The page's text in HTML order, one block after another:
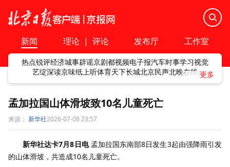
新闻 理论 | 评论 发布厅 工作室
热点锐评经济城事辟谣京剧都视频电子报汽车时事学习视觉
艺绽深读京味纸上听体育天下长城北京民声北晚在线
孟加拉国山体滑坡致10名儿童死亡
来源： 新华社2026-07-08 23:57
新华社达卡7月8日电孟加拉国东南部8日发生3起由强降雨引发
的山体滑坡，共造成10名儿童死亡。